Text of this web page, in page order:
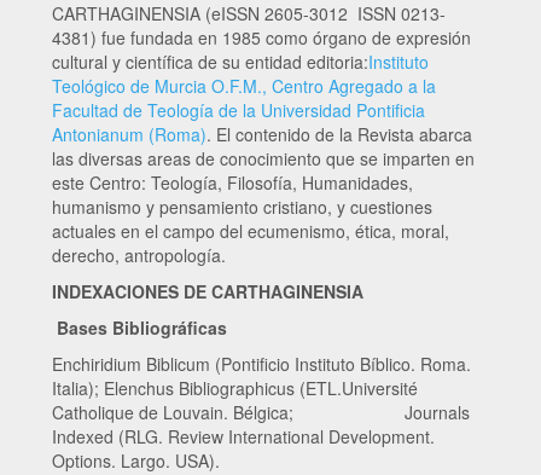
CARTHAGINENSIA (eISSN 2605-3012 ISSN 0213-
4381) fue fundada en 1985 como órgano de expresión
cultural y científica de su entidad editoria:Instituto
Teológico de Murcia O.F.M., Centro Agregado a la
Facultad de Teología de la Universidad Pontificia
Antonianum (Roma). El contenido de la Revista abarca
las diversas areas de conocimiento que se imparten en
este Centro: Teología, Filosofía, Humanidades,
humanismo y pensamiento cristiano, y cuestiones
actuales en el campo del ecumenismo, ética, moral,
derecho, antropología.
INDEXACIONES DE CARTHAGINENSIA
Bases Bibliográficas
Enchiridium Biblicum (Pontificio Instituto Bíblico. Roma.
Italia); Elenchus Bibliographicus (ETL.Université
Catholique de Louvain. Bélgica; Journals
Indexed (RLG. Review International Development.
Options. Largo. USA).